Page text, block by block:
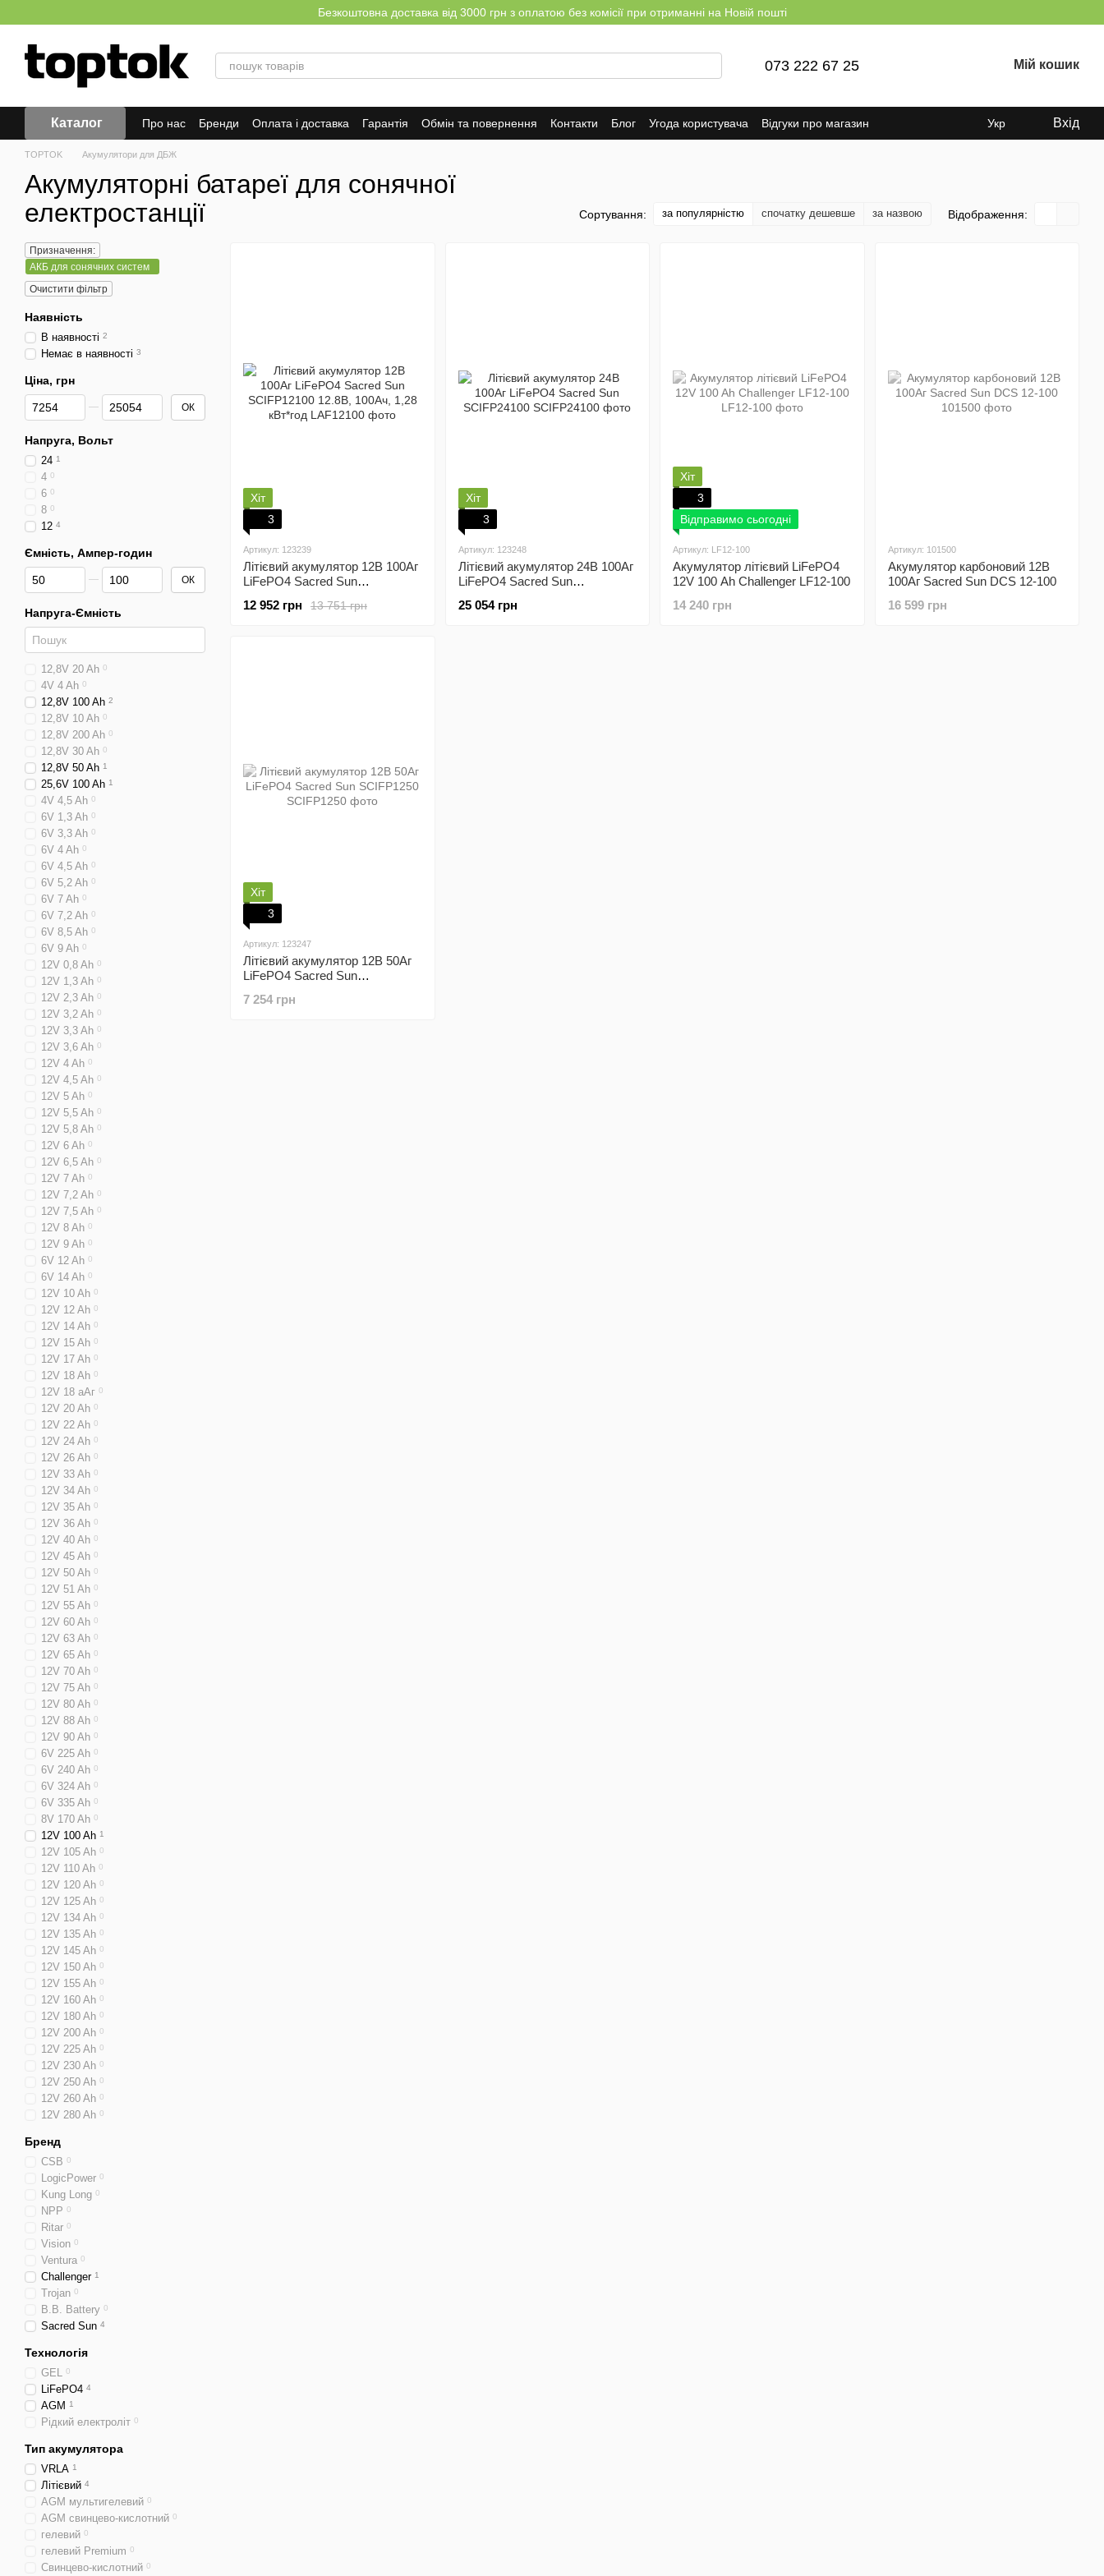
Безкоштовна доставка від 3000 грн з оплатою без комісії при отриманні на Новій пошті
073 222 67 25 Мій кошик
Каталог Про нас Бренди Оплата і доставка Гарантія Обмін та повернення Контакти Блог Угода користувача Відгуки про магазин Укр Вхід
TOPTOK Акумулятори для ДБЖ
Акумуляторні батареї для сонячної
електростанції
Сортування: за популярністю спочатку дешевше за назвою Відображення:
Хіт
3
Артикул: 123239
Літієвий акумулятор 12В 100Аг
LiFePO4 Sacred Sun
кВт*год
13 751 грн
12 952 грн
Хіт
3
Артикул: 123248
Літієвий акумулятор 24В 100Aг
LiFePO4 Sacred Sun
25 054 грн
Хіт
3
Відправимо сьогодні
Артикул: LF12-100
Акумулятор літієвий LiFePO4
12V 100 Ah Challenger LF12-100
14 240 грн
Артикул: 101500
Акумулятор карбоновий 12В
100Аг Sacred Sun DCS 12-100
16 599 грн
Хіт
3
Артикул: 123247
Літієвий акумулятор 12В 50Aг
LiFePO4 Sacred Sun
7 254 грн
Призначення:
АКБ для сонячних систем
Очистити фільтр
Наявність
В наявності 2
Немає в наявності 3
Ціна, грн
Від Ціна, грн
До Ціна, грн ОК
Напруга, Вольт
24 1
4 0
6 0
8 0
12 4
Ємність, Ампер-годин
Від Ємність, Ампер-годин
До Ємність, Ампер-годин ОК
Напруга-Ємність
12,8V 20 Ah 0
4V 4 Ah 0
12,8V 100 Ah 2
12,8V 10 Ah 0
12,8V 200 Ah 0
12,8V 30 Ah 0
12,8V 50 Ah 1
25,6V 100 Ah 1
4V 4,5 Ah 0
6V 1,3 Ah 0
6V 3,3 Ah 0
6V 4 Ah 0
6V 4,5 Ah 0
6V 5,2 Ah 0
6V 7 Ah 0
6V 7,2 Ah 0
6V 8,5 Ah 0
6V 9 Ah 0
12V 0,8 Ah 0
12V 1,3 Ah 0
12V 2,3 Ah 0
12V 3,2 Ah 0
12V 3,3 Ah 0
12V 3,6 Ah 0
12V 4 Ah 0
12V 4,5 Ah 0
12V 5 Ah 0
12V 5,5 Ah 0
12V 5,8 Ah 0
12V 6 Ah 0
12V 6,5 Ah 0
12V 7 Ah 0
12V 7,2 Ah 0
12V 7,5 Ah 0
12V 8 Ah 0
12V 9 Ah 0
6V 12 Ah 0
6V 14 Ah 0
12V 10 Ah 0
12V 12 Ah 0
12V 14 Ah 0
12V 15 Ah 0
12V 17 Ah 0
12V 18 Ah 0
12V 18 аАг 0
12V 20 Ah 0
12V 22 Ah 0
12V 24 Ah 0
12V 26 Ah 0
12V 33 Ah 0
12V 34 Ah 0
12V 35 Ah 0
12V 36 Ah 0
12V 40 Ah 0
12V 45 Ah 0
12V 50 Ah 0
12V 51 Ah 0
12V 55 Ah 0
12V 60 Ah 0
12V 63 Ah 0
12V 65 Ah 0
12V 70 Ah 0
12V 75 Ah 0
12V 80 Ah 0
12V 88 Ah 0
12V 90 Ah 0
6V 225 Ah 0
6V 240 Ah 0
6V 324 Ah 0
6V 335 Ah 0
8V 170 Ah 0
12V 100 Ah 1
12V 105 Ah 0
12V 110 Ah 0
12V 120 Ah 0
12V 125 Ah 0
12V 134 Ah 0
12V 135 Ah 0
12V 145 Ah 0
12V 150 Ah 0
12V 155 Ah 0
12V 160 Ah 0
12V 180 Ah 0
12V 200 Ah 0
12V 225 Ah 0
12V 230 Ah 0
12V 250 Ah 0
12V 260 Ah 0
12V 280 Ah 0
Бренд
CSB 0
LogicPower 0
Kung Long 0
NPP 0
Ritar 0
Vision 0
Ventura 0
Challenger 1
Trojan 0
B.B. Battery 0
Sacred Sun 4
Технологія
GEL 0
LiFePO4 4
AGM 1
Рідкий електроліт 0
Тип акумулятора
VRLA 1
Літієвий 4
AGM мультигелевий 0
AGM свинцево-кислотний 0
гелевий 0
гелевий Premium 0
Свинцево-кислотний 0